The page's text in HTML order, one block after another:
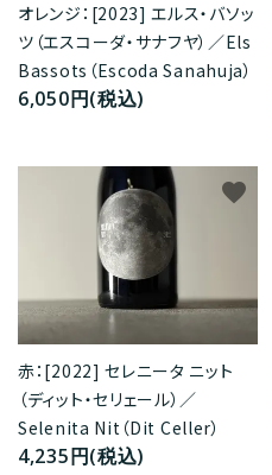
オレンジ：[2023] エルス・バソッ
ツ（エスコーダ・サナフヤ）／Els
Bassots（Escoda Sanahuja）
6,050円(税込)
赤：[2022] セレニータ ニット
（ディット・セリェール）／
Selenita Nit（Dit Celler）
4,235円(税込)
favorite